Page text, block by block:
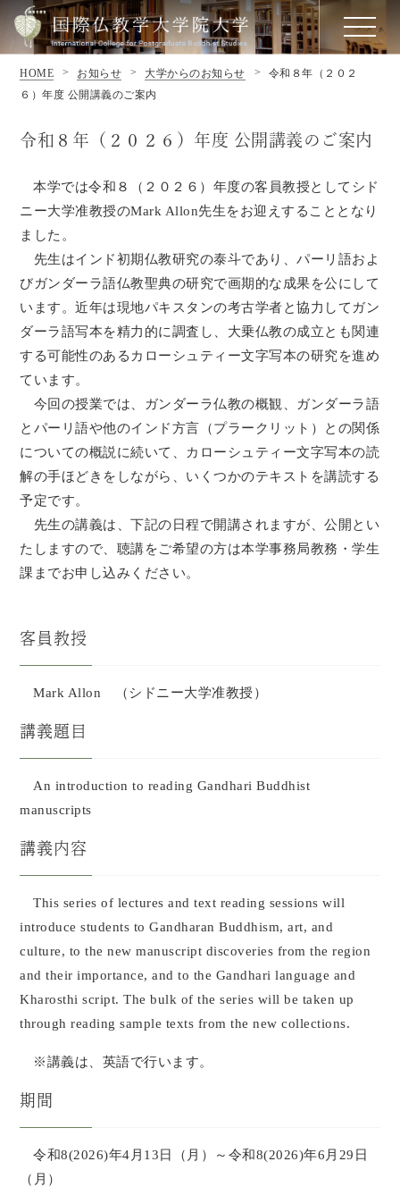
HOME お知らせ 大学からのお知らせ
令和８年（２０２
６）年度 公開講義のご案内
令和８年（２０２６）年度 公開講義のご案内
本学では令和８（２０２６）年度の客員教授としてシド
ニー大学准教授のMark Allon先生をお迎えすることとなり
ました。
先生はインド初期仏教研究の泰斗であり、パーリ語およ
びガンダーラ語仏教聖典の研究で画期的な成果を公にして
います。近年は現地パキスタンの考古学者と協力してガン
ダーラ語写本を精力的に調査し、大乗仏教の成立とも関連
する可能性のあるカローシュティー文字写本の研究を進め
ています。
今回の授業では、ガンダーラ仏教の概観、ガンダーラ語
とパーリ語や他のインド方言（プラークリット）との関係
についての概説に続いて、カローシュティー文字写本の読
解の手ほどきをしながら、いくつかのテキストを講読する
予定です。
先生の講義は、下記の日程で開講されますが、公開とい
たしますので、聴講をご希望の方は本学事務局教務・学生
課までお申し込みください。
客員教授
Mark Allon （シドニー大学准教授）
講義題目
An introduction to reading Gandhari Buddhist
manuscripts
講義内容
This series of lectures and text reading sessions will
introduce students to Gandharan Buddhism, art, and
culture, to the new manuscript discoveries from the region
and their importance, and to the Gandhari language and
Kharosthi script. The bulk of the series will be taken up
through reading sample texts from the new collections.
※講義は、英語で行います。
期間
令和8(2026)年4月13日（月）～令和8(2026)年6月29日
（月）